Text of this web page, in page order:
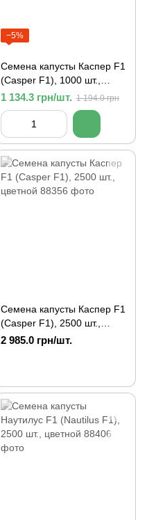
−5%
Семена капусты Каспер F1
(Casper F1), 1000 шт.,
цветной
1 134.3 грн/шт. 1 194.0 грн
Семена капусты Каспер F1
(Casper F1), 2500 шт.,
цветной
2 985.0 грн/шт.